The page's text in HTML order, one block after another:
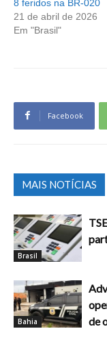
8 feridos na BR-020
21 de abril de 2026
Em "Brasil"
Facebook
MAIS NOTÍCIAS
Brasil
Bahia
de